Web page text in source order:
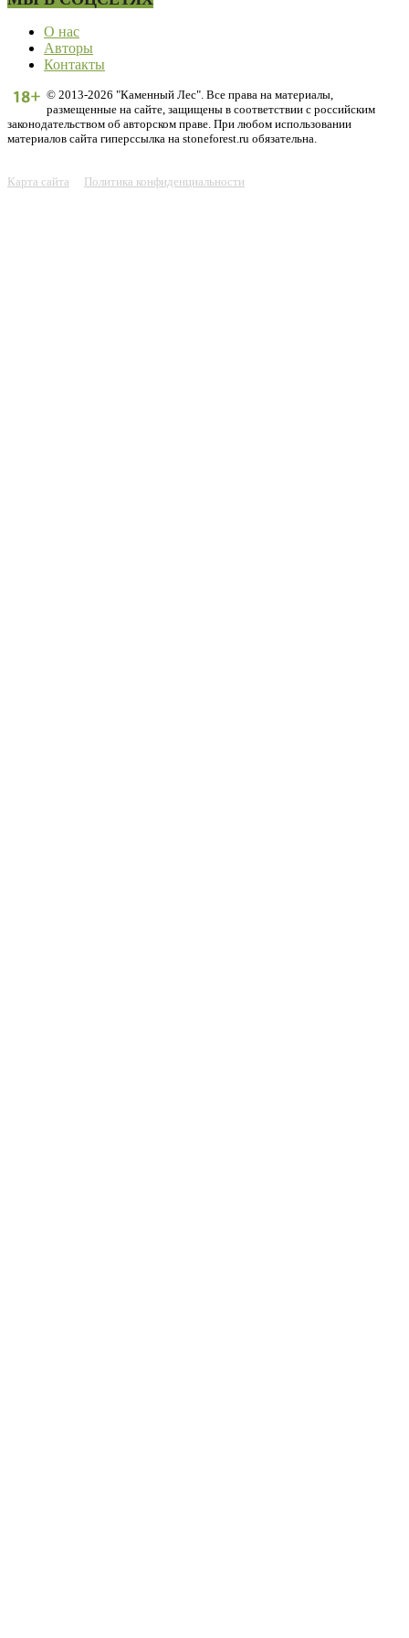
О нас
Авторы
Контакты
© 2013-2026 "Каменный Лес". Все права на материалы,
размещенные на сайте, защищены в соответствии с российским
законодательством об авторском праве. При любом использовании
материалов сайта гиперссылка на stoneforest.ru обязательна.
Карта сайта Политика конфиденциальности